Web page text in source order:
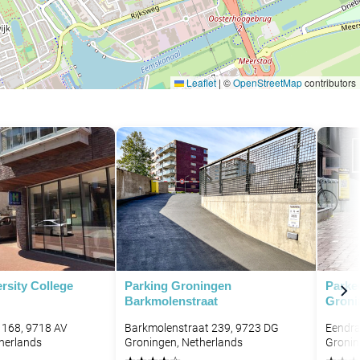
Leaflet | ©OpenStreetMapcontributors
College
9718 AV
Parking Groningen
Barkmolenstraat
Barkmolenstraat 239, 9723 DG
Groningen, Netherlands